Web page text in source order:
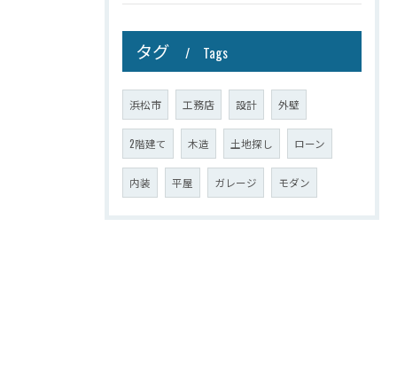
タグ Tags
浜松市 工務店 設計 外壁
2階建て 木造 土地探し ローン
内装 平屋 ガレージ モダン